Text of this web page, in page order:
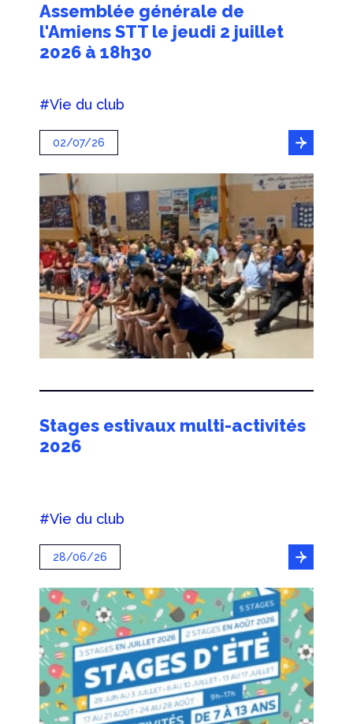
Assemblée générale de
l'Amiens STT le jeudi 2 juillet
2026 à 18h30
#Vie du club
02/07/26
Stages estivaux multi-activités
2026
#Vie du club
28/06/26